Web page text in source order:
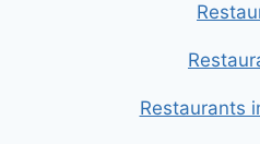
Restaurants